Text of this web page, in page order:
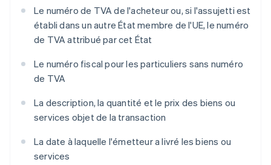
Le numéro de TVA de l'acheteur ou, si l'assujetti est
établi dans un autre État membre de l'UE, le numéro
de TVA attribué par cet État
Le numéro fiscal pour les particuliers sans numéro
de TVA
La description, la quantité et le prix des biens ou
services objet de la transaction
La date à laquelle l'émetteur a livré les biens ou
services